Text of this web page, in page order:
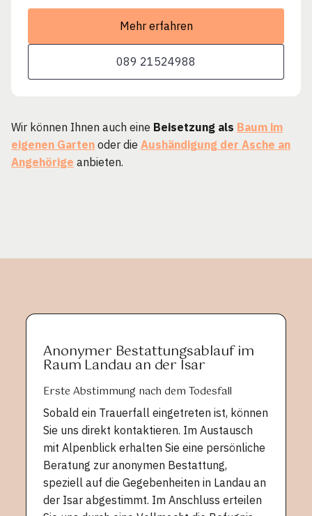
Mehr erfahren
089 21524988
Wir können Ihnen auch eine Beisetzung als Baum im
eigenen Garten oder die Aushändigung der Asche an
Angehörige anbieten.
Anonymer Bestattungsablauf im
Raum Landau an der Isar
Erste Abstimmung nach dem Todesfall
Sobald ein Trauerfall eingetreten ist, können
Sie uns direkt kontaktieren. Im Austausch
mit Alpenblick erhalten Sie eine persönliche
Beratung zur anonymen Bestattung,
speziell auf die Gegebenheiten in Landau an
der Isar abgestimmt. Im Anschluss erteilen